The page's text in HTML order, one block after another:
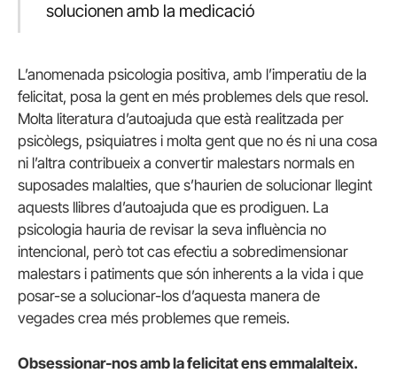
solucionen amb la medicació
L’anomenada psicologia positiva, amb l’imperatiu de la
felicitat, posa la gent en més problemes dels que resol.
Molta literatura d’autoajuda que està realitzada per
psicòlegs, psiquiatres i molta gent que no és ni una cosa
ni l’altra contribueix a convertir malestars normals en
suposades malalties, que s’haurien de solucionar llegint
aquests llibres d’autoajuda que es prodiguen. La
psicologia hauria de revisar la seva influència no
intencional, però tot cas efectiu a sobredimensionar
malestars i patiments que són inherents a la vida i que
posar-se a solucionar-los d’aquesta manera de
vegades crea més problemes que remeis.
Obsessionar-nos amb la felicitat ens emmalalteix.